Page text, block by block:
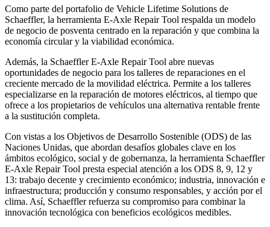
Como parte del portafolio de Vehicle Lifetime Solutions de
Schaeffler, la herramienta E-Axle Repair Tool respalda un modelo
de negocio de posventa centrado en la reparación y que combina la
economía circular y la viabilidad económica.
Además, la Schaeffler E-Axle Repair Tool abre nuevas
oportunidades de negocio para los talleres de reparaciones en el
creciente mercado de la movilidad eléctrica. Permite a los talleres
especializarse en la reparación de motores eléctricos, al tiempo que
ofrece a los propietarios de vehículos una alternativa rentable frente
a la sustitución completa.
Con vistas a los Objetivos de Desarrollo Sostenible (ODS) de las
Naciones Unidas, que abordan desafíos globales clave en los
ámbitos ecológico, social y de gobernanza, la herramienta Schaeffler
E-Axle Repair Tool presta especial atención a los ODS 8, 9, 12 y
13: trabajo decente y crecimiento económico; industria, innovación e
infraestructura; producción y consumo responsables, y acción por el
clima. Así, Schaeffler refuerza su compromiso para combinar la
innovación tecnológica con beneficios ecológicos medibles.